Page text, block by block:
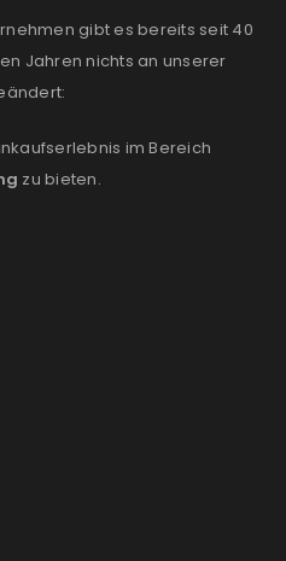
gibt es bereits seit 40
Jahren nichts an unserer
im Bereich
zu bieten.